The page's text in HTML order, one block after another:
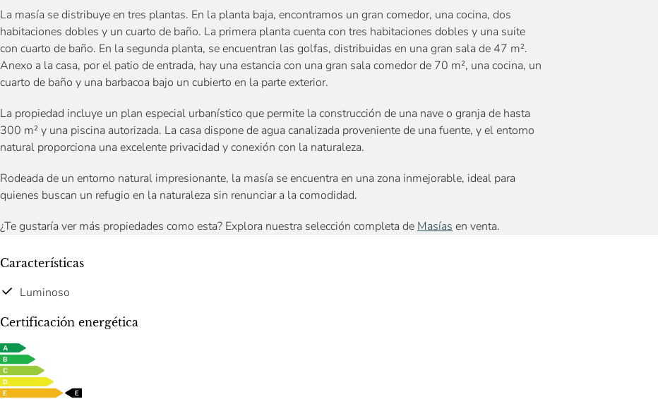
La masía se distribuye en tres plantas. En la planta baja, encontramos un gran comedor, una cocina, dos
habitaciones dobles y un cuarto de baño. La primera planta cuenta con tres habitaciones dobles y una suite
con cuarto de baño. En la segunda planta, se encuentran las golfas, distribuidas en una gran sala de 47 m².
Anexo a la casa, por el patio de entrada, hay una estancia con una gran sala comedor de 70 m², una cocina, un
cuarto de baño y una barbacoa bajo un cubierto en la parte exterior.
La propiedad incluye un plan especial urbanístico que permite la construcción de una nave o granja de hasta
300 m² y una piscina autorizada. La casa dispone de agua canalizada proveniente de una fuente, y el entorno
natural proporciona una excelente privacidad y conexión con la naturaleza.
Rodeada de un entorno natural impresionante, la masía se encuentra en una zona inmejorable, ideal para
quienes buscan un refugio en la naturaleza sin renunciar a la comodidad.
¿Te gustaría ver más propiedades como esta? Explora nuestra selección completa de Masías en venta.
Características
Luminoso
Certificación energética